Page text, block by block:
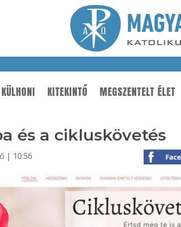
KÜLHONI KITEKINTŐ MEGSZENTELT ÉLET
és a cikluskövetés
| 10:56